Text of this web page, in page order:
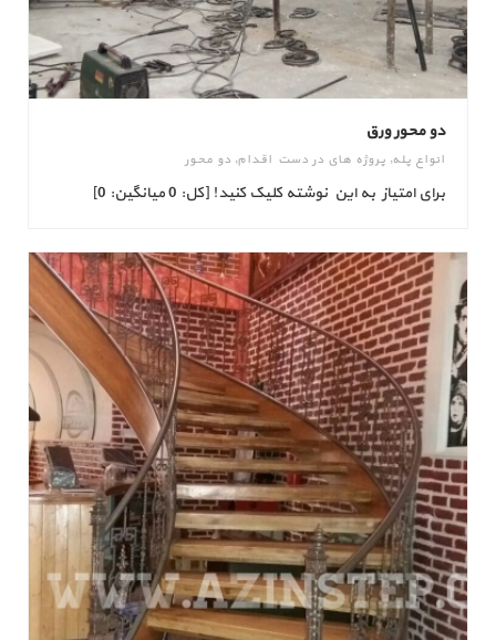
دو محور ورق
انواع پله, پروژه های در دست اقدام, دو محور
برای امتیاز به این نوشته کلیک کنید! [کل: 0 میانگین: 0]